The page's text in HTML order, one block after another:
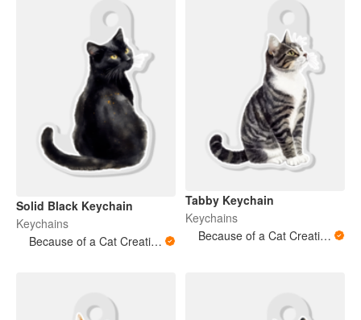
Solid Black Keychain
Keychains
Because of a Cat Creations
Tabby Keychain
Keychains
Because of a Cat Creations